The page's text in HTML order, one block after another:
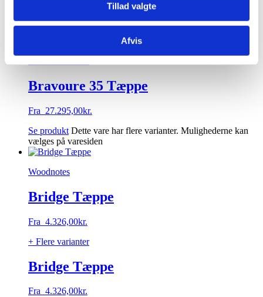
Tillad valgte
Afvis
Bravoure 35 Tæppe
Bravoure 35 Tæppe
Fra 27.295,00kr.
Se produkt Dette vare har flere varianter. Mulighederne kan
vælges på varesiden
Woodnotes
Bridge Tæppe
Fra 4.326,00kr.
+ Flere varianter
Bridge Tæppe
Fra 4.326,00kr.